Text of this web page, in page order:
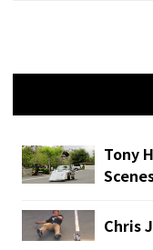
Tony
Chris